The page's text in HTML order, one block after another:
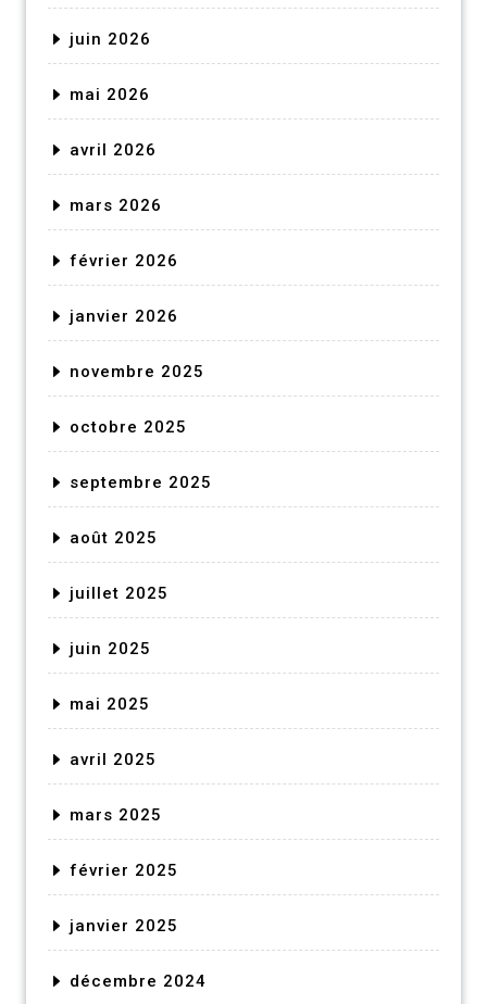
juin 2026
mai 2026
avril 2026
mars 2026
février 2026
janvier 2026
novembre 2025
octobre 2025
septembre 2025
août 2025
juillet 2025
juin 2025
mai 2025
avril 2025
mars 2025
février 2025
janvier 2025
décembre 2024